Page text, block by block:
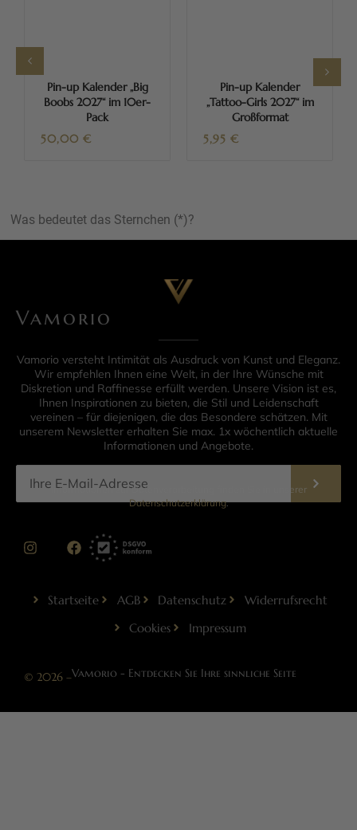
Pin-up Kalender „Big
Boobs 2027“ im 10er-
Pack
50,00 €
Pin-up Kalender
„Tattoo-Girls 2027“ im
Großformat
5,95 €
Was bedeutet das Sternchen (*)?
Vamorio
Vamorio versteht Intimität als Ausdruck von Kunst und Eleganz.
Wir empfehlen Ihnen eine Welt, in der Ihre Wünsche mit
Diskretion und Raffinesse erfüllt werden. Unsere Vision ist es,
Ihnen Inspirationen zu bieten, die Stil und Leidenschaft
vereinen – für diejenigen, die das Besondere schätzen. Mit
unserem Newsletter erhalten Sie max. 1x wöchentlich aktuelle
Informationen und Angebote.
Informationen zur Datenverarbeitung finden Sie in unserer
Datenschutzerklärung.
Startseite AGB Datenschutz
Widerrufsrecht
Cookies
Impressum
© 2026 –Vamorio - Entdecken Sie Ihre sinnliche Seite